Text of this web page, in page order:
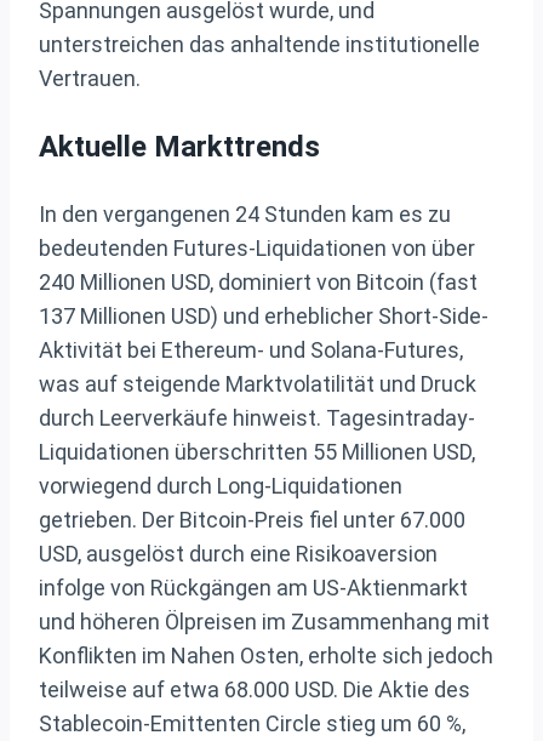
Spannungen ausgelöst wurde, und
unterstreichen das anhaltende institutionelle
Vertrauen.
Aktuelle Markttrends
In den vergangenen 24 Stunden kam es zu
bedeutenden Futures-Liquidationen von über
240 Millionen USD, dominiert von Bitcoin (fast
137 Millionen USD) und erheblicher Short-Side-
Aktivität bei Ethereum- und Solana-Futures,
was auf steigende Marktvolatilität und Druck
durch Leerverkäufe hinweist. Tagesintraday-
Liquidationen überschritten 55 Millionen USD,
vorwiegend durch Long-Liquidationen
getrieben. Der Bitcoin-Preis fiel unter 67.000
USD, ausgelöst durch eine Risikoaversion
infolge von Rückgängen am US-Aktienmarkt
und höheren Ölpreisen im Zusammenhang mit
Konflikten im Nahen Osten, erholte sich jedoch
teilweise auf etwa 68.000 USD. Die Aktie des
Stablecoin-Emittenten Circle stieg um 60 %,